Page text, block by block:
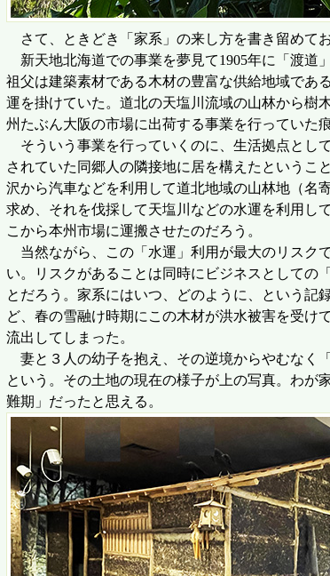
さて、ときどき「家系」の来し方を書き留めてお
新天地北海道での事業を夢見て1905年に「渡道
祖父は建築素材である木材の豊富な供給地域であ
運を掛けていた。道北の天塩川流域の山林から樹
州たぶん大阪の市場に出荷する事業を行っていた
そういう事業を行っていくのに、生活拠点とし
されていた同郷人の隣接地に居を構えたというこ
沢から汽車などを利用して道北地域の山林地（名
求め、それを伐採して天塩川などの水運を利用し
こから本州市場に運搬させたのだろう。
当然ながら、この「水運」利用が最大のリスク
い。リスクがあることは同時にビジネスとしての
とだろう。家系にはいつ、どのように、という記
ど、春の雪融け時期にこの木材が洪水被害を受け
流出してしまった。
妻と３人の幼子を抱え、その逆境からやむなく
という。その土地の現在の様子が上の写真。わが
難期」だったと思える。